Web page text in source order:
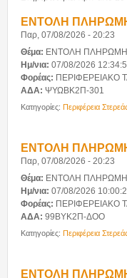
Ανακοινώσεις
Δελτία Τύπου
Προκηρύξεις
Προμήθειες
Ανάρτηση
Πρόσκληση
30/06/2026
Διαύγεια
ΕΝΤΟΛΗ
Παρ, 07/08/2026 - 20:23
Θέμα: ΕΝΤΟΛΗ
Ημ/νια: 07/08/2026
Φορέας: ΠΕΡΙΦΕΡΕΙΑΚΟ
ΑΔΑ: ΨΥΩΒΚ2Π-301
Κατηγορίες: Περιφέρεια
ΕΝΤΟΛΗ
Παρ, 07/08/2026 - 20:23
Θέμα: ΕΝΤΟΛΗ
Ημ/νια: 07/08/2026
Φορέας: ΠΕΡΙΦΕΡΕΙΑΚΟ
ΑΔΑ: 99ΒΥΚ2Π-ΔΟΟ
Κατηγορίες: Περιφέρεια
ΕΝΤΟΛΗ